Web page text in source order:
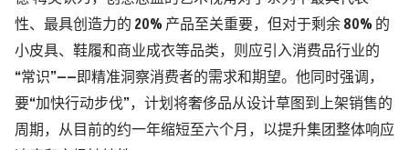
性、最具创造力的 20% 产品至关重要，但对于剩余 80% 的
小皮具、鞋履和商业成衣等品类，则应引入消费品行业的
“常识”——即精准洞察消费者的需求和期望。他同时强调，
要“加快行动步伐”，计划将奢侈品从设计草图到上架销售的
周期，从目前的约一年缩短至六个月，以提升集团整体响应